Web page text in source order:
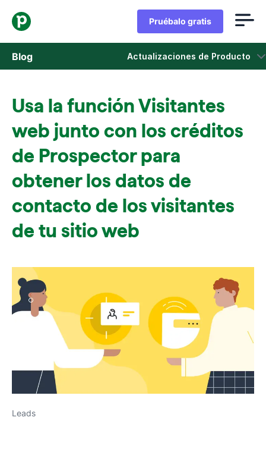
Pruébalo gratis
Blog Actualizaciones de Producto
Marketing
Actualizaciones de Producto
Casos de estudio
Se abre en una nueva ventana
Usa la función Visitantes
web junto con los créditos
de Prospector para
obtener los datos de
contacto de los visitantes
de tu sitio web
Leads